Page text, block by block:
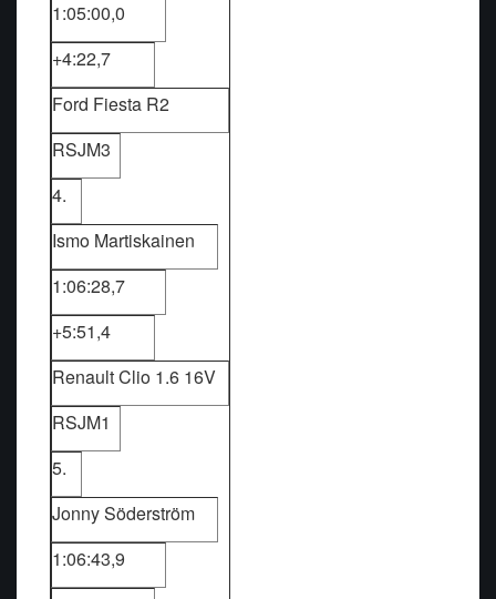
1:05:00,0
+4:22,7
Ford Fiesta R2
RSJM3
4.
Ismo Martiskainen
1:06:28,7
+5:51,4
Renault Clio 1.6 16V
RSJM1
5.
Jonny Söderström
1:06:43,9